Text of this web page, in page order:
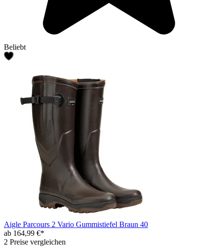
Beliebt
Aigle Parcours 2 Vario Gummistiefel Braun 40
ab 164,99 €*
2 Preise vergleichen